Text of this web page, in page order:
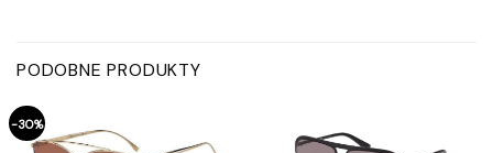
PODOBNE PRODUKTY
-30%